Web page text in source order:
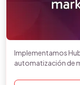
Implementamos
automatización de